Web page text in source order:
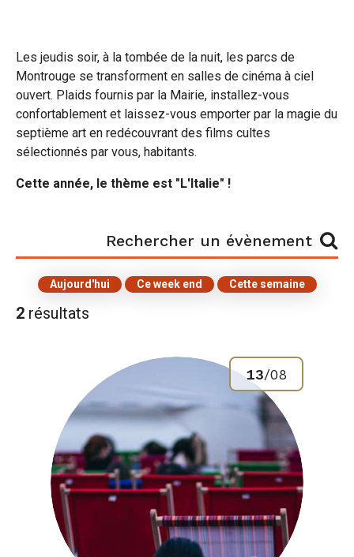
Les jeudis soir, à la tombée de la nuit, les parcs de
Montrouge se transforment en salles de cinéma à ciel
ouvert. Plaids fournis par la Mairie, installez-vous
confortablement et laissez-vous emporter par la magie du
septième art en redécouvrant des films cultes
sélectionnés par vous, habitants.
Cette année, le thème est "L'Italie" !
Rechercher
un
évènement
2 résultats
Rechercher un évènement
Aujourd'hui Ce week end Cette semaine
recherche
13/08